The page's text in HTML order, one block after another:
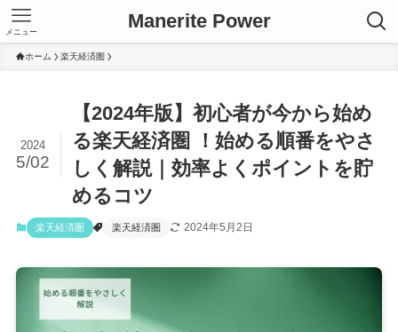
Manerite Power
メニュー
ホーム 楽天経済圏
【2024年版】初心者が今から始め
る楽天経済圏 ！始める順番をやさ
しく解説｜効率よくポイントを貯
めるコツ
2024
5/02
楽天経済圏 楽天経済圏 2024年5月2日